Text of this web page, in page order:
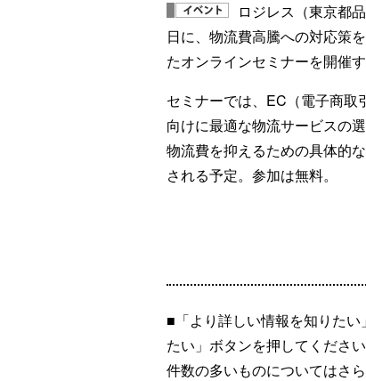
ロジレス（東京都
日に、物流費高騰への対応策
たオンラインセミナーを開催す
セミナーでは、EC（電子商取
向けに最適な物流サービスの選
物流費を抑えるための具体的
される予定。参加は無料。
■「より詳しい情報を知りた
たい」ボタンを押してくださ
件数の多いものについてはさ